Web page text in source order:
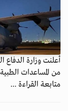
أعلنت وزارة
من المساعدات
متابعة القراءة ...